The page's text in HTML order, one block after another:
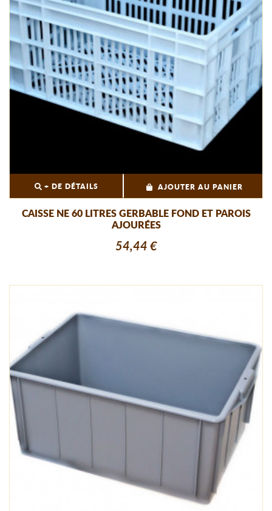
+ DE DÉTAILS AJOUTER AU PANIER
CAISSE NE 60 LITRES GERBABLE FOND ET PAROIS
AJOURÉES
54,44 €